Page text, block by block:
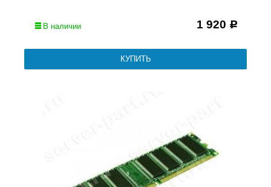
В наличии 1 920 Р